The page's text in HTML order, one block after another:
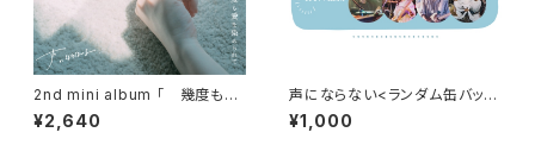
2nd mini album 「 幾度も愛
を染められて 」
¥2,640
声にならない<ランダム缶バッヂ
>
¥1,000